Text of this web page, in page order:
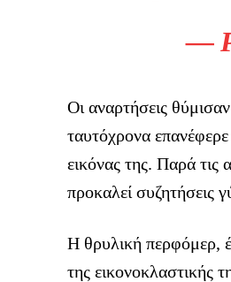
—
Οι αναρτήσεις
ταυτόχρονα επανέφερε
εικόνας της. Παρά τις
προκαλεί συζητήσεις
Η θρυλική περφόμερ,
της εικονοκλαστικής